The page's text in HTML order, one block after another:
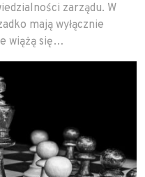
zarządu. W
mają wyłącznie
wiążą się…